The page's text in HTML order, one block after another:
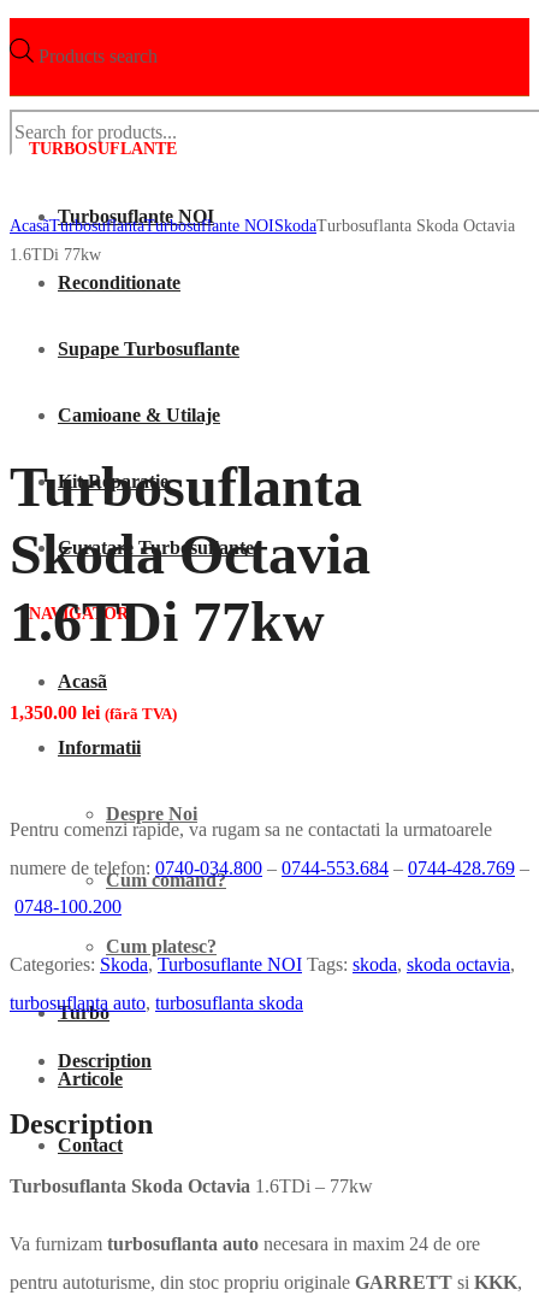
Products search
TURBOSUFLANTE
Turbosuflante NOI
Reconditionate
Supape Turbosuflante
Camioane & Utilaje
Kit Reparatie
Curatare Turbosuflante
NAVIGATOR
Acasã
Informatii
Despre Noi
Cum comand?
Cum platesc?
Turbo
Articole
Contact
AcasãTurbosuflantaTurbosuflante NOISkodaTurbosuflanta Skoda Octavia
1.6TDi 77kw
Turbosuflanta
Skoda Octavia
1.6TDi 77kw
1,350.00 lei (fãrã TVA)
Pentru comenzi rapide, va rugam sa ne contactati la urmatoarele
numere de telefon: 0740-034.800 – 0744-553.684 – 0744-428.769 –
0748-100.200
Categories: Skoda, Turbosuflante NOI Tags: skoda, skoda octavia,
turbosuflanta auto, turbosuflanta skoda
Description
Description
Turbosuflanta Skoda Octavia 1.6TDi – 77kw
Va furnizam turbosuflanta auto necesara in maxim 24 de ore
pentru autoturisme, din stoc propriu originale GARRETT si KKK,